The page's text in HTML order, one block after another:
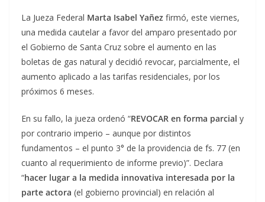
La Jueza Federal Marta Isabel Yañez firmó, este viernes,
una medida cautelar a favor del amparo presentado por
el Gobierno de Santa Cruz sobre el aumento en las
boletas de gas natural y decidió revocar, parcialmente, el
aumento aplicado a las tarifas residenciales, por los
próximos 6 meses.
En su fallo, la jueza ordenó “REVOCAR en forma parcial y
por contrario imperio – aunque por distintos
fundamentos – el punto 3° de la providencia de fs. 77 (en
cuanto al requerimiento de informe previo)”. Declara
“hacer lugar a la medida innovativa interesada por la
parte actora (el gobierno provincial) en relación al